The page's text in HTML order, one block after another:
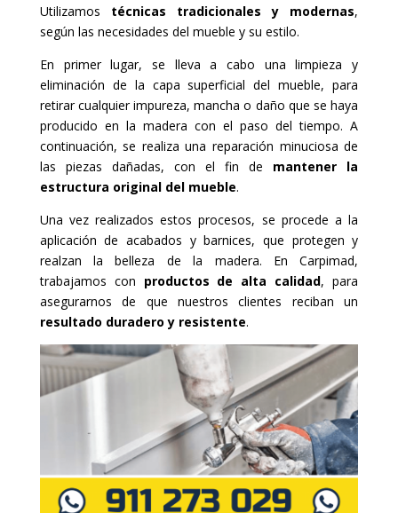
Utilizamos técnicas tradicionales y modernas,
según las necesidades del mueble y su estilo.
En primer lugar, se lleva a cabo una limpieza y
eliminación de la capa superficial del mueble, para
retirar cualquier impureza, mancha o daño que se haya
producido en la madera con el paso del tiempo. A
continuación, se realiza una reparación minuciosa de
las piezas dañadas, con el fin de mantener la
estructura original del mueble.
Una vez realizados estos procesos, se procede a la
aplicación de acabados y barnices, que protegen y
realzan la belleza de la madera. En Carpimad,
trabajamos con productos de alta calidad, para
asegurarnos de que nuestros clientes reciban un
resultado duradero y resistente.